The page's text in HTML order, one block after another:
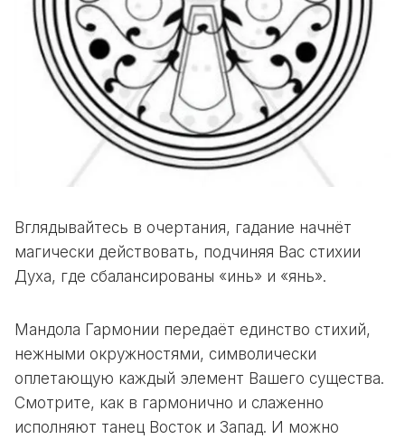
Вглядывайтесь в очертания, гадание начнёт
магически действовать, подчиняя Вас стихии
Духа, где сбалансированы «инь» и «янь».
Мандола Гармонии передаёт единство стихий,
нежными окружностями, символически
оплетающую каждый элемент Вашего существа.
Смотрите, как в гармонично и слаженно
исполняют танец Восток и Запад. И можно